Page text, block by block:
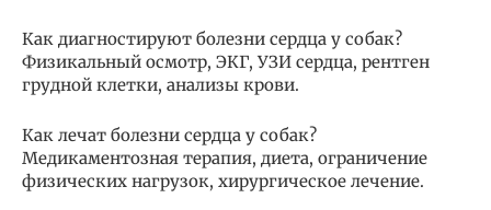
Как диагностируют болезни сердца у собак?
Физикальный осмотр, ЭКГ, УЗИ сердца, рентген
грудной клетки, анализы крови.
Как лечат болезни сердца у собак?
Медикаментозная терапия, диета, ограничение
физических нагрузок, хирургическое лечение.